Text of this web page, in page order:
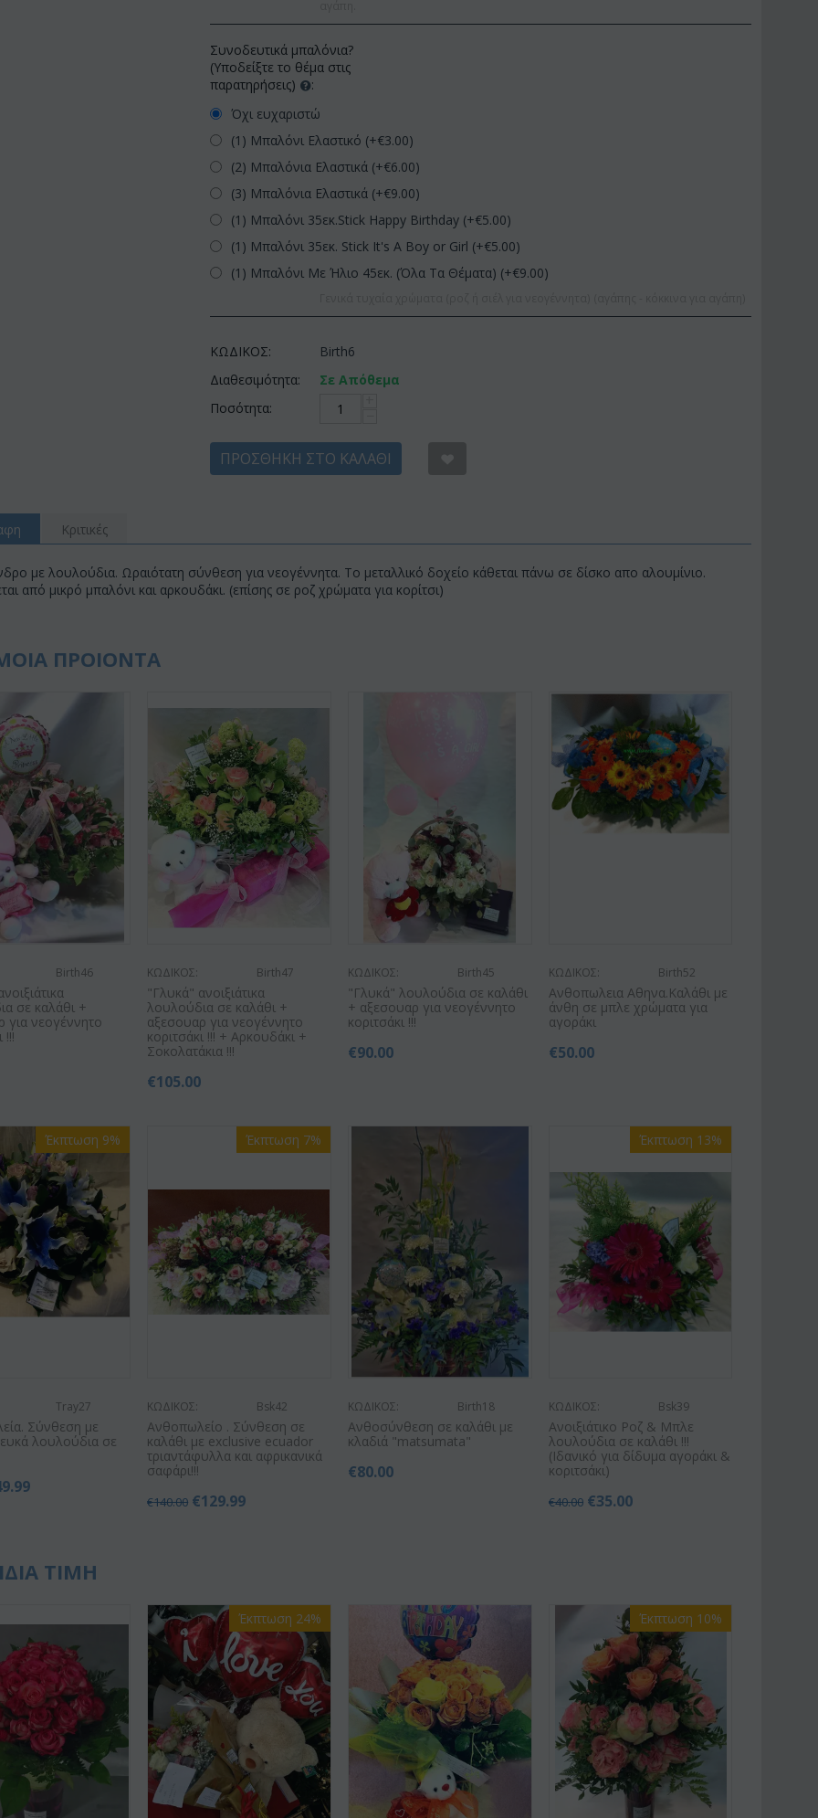
Συνοδευτικά μπαλόνια?
(Υποδείξτε το θέμα στις
παρατηρήσεις)
:
Όχι ευχαριστώ
(1) Μπαλόνι Ελαστικό (+€3.00)
(2) Μπαλόνια Ελαστικά (+€6.00)
(3) Μπαλόνια Ελαστικά (+€9.00)
(1) Μπαλόνι 35εκ.Stick Happy Birthday (+€5.00)
(1) Μπαλόνι 35εκ. Stick It's A Boy or Girl (+€5.00)
(1) Μπαλόνι Με Ήλιο 45εκ. (Όλα Τα Θέματα) (+€9.00)
ΚΩΔΙΚΟΣ:
Birth6
Διαθεσιμότητα:
Σε Απόθεμα
Ποσότητα:
ΠΡΟΣΘΉΚΗ ΣΤΟ ΚΑΛΆΘΙ
Κριτικές
με λουλούδια. Ωραιότατη σύνθεση για νεογέννητα. Το μεταλλικό δοχείο κάθεται πάνω σε δίσκο απο αλουμίνιο.
από μικρό μπαλόνι και αρκουδάκι. (επίσης σε ροζ χρώματα για κορίτσι)
ΠΡΟΙΟΝΤΑ
Birth46
σε καλάθι +
για νεογέννητο
!!!
ΚΩΔΙΚΟΣ: Birth47
"Γλυκά" ανοιξιάτικα
λουλούδια σε καλάθι +
αξεσουαρ για νεογέννητο
κοριτσάκι !!! + Αρκουδάκι +
Σοκολατάκια !!!
€105.00
ΚΩΔΙΚΟΣ: Birth45
"Γλυκά" λουλούδια σε καλάθι
+ αξεσουαρ για νεογέννητο
κοριτσάκι !!!
€90.00
ΚΩΔΙΚΟΣ: Birth52
Ανθοπωλεια Αθηνα.Καλάθι με
άνθη σε μπλε χρώματα για
αγοράκι
€50.00
Έκπτωση 9%
Tray27
Σύνθεση με
λουλούδια σε
Έκπτωση 7%
ΚΩΔΙΚΟΣ: Bsk42
Ανθοπωλείο . Σύνθεση σε
καλάθι με exclusive ecuador
τριαντάφυλλα και αφρικανικά
σαφάρι!!!
€140.00 €129.99
ΚΩΔΙΚΟΣ: Birth18
Ανθοσύνθεση σε καλάθι με
κλαδιά "matsumata"
€80.00
Έκπτωση 13%
ΚΩΔΙΚΟΣ: Bsk39
Ανοιξιάτικο Ροζ & Μπλε
λουλούδια σε καλάθι !!!
(Ιδανικό για δίδυμα αγοράκι &
κοριτσάκι)
€40.00 €35.00
ΤΙΜΗ
Έκπτωση 24% Έκπτωση 10%